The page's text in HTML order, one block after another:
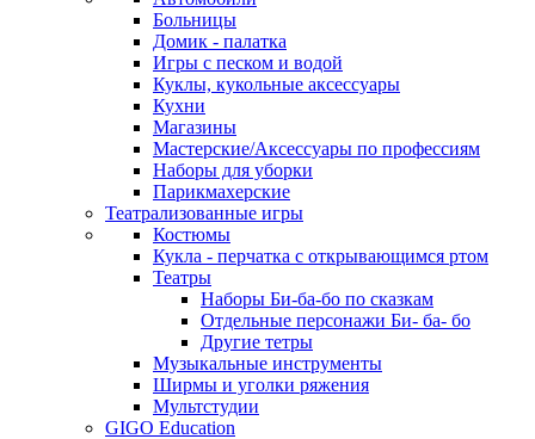
Больницы
Домик - палатка
Игры с песком и водой
Куклы, кукольные аксессуары
Кухни
Магазины
Мастерские/Аксессуары по профессиям
Наборы для уборки
Парикмахерские
Театрализованные игры
Костюмы
Кукла - перчатка с открывающимся ртом
Театры
Наборы Би-ба-бо по сказкам
Отдельные персонажи Би- ба- бо
Другие тетры
Музыкальные инструменты
Ширмы и уголки ряжения
Мультстудии
GIGO Education